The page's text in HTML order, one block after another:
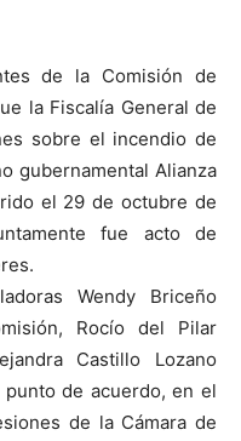
de la Comisión de
la Fiscalía General de
sobre el incendio de
gubernamental Alianza
el 29 de octubre de
fue acto de
Wendy Briceño
Rocío del Pilar
Castillo Lozano
de acuerdo, en el
de la Cámara de